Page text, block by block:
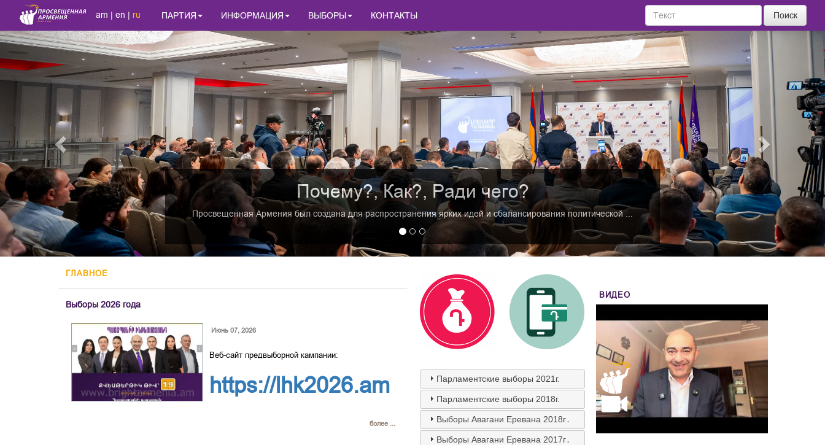
am | en | ru ПАРТИЯ ИНФОРМАЦИЯ ВЫБОРЫ КОНТАКТЫ Поиск
Почему?, Как?, Ради чего?
Просвещенная Армения был создана для распространения ярких идей и сбалансирования политической ...
Previous Next
ГЛАВНОЕ
Выборы 2026 года
Июнь 07, 2026
Веб-сайт предвыборной кампании:
https://lhk2026.am
более ...
Парламентские выборы 2021г.
Парламентские выборы 2018г.
Выборы Авагани Еревана 2018г․
Выборы Авагани Еревана 2017г․
ВИДЕО